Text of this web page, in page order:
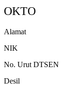
OKTO
Alamat
NIK
No. Urut DTSEN
Desil